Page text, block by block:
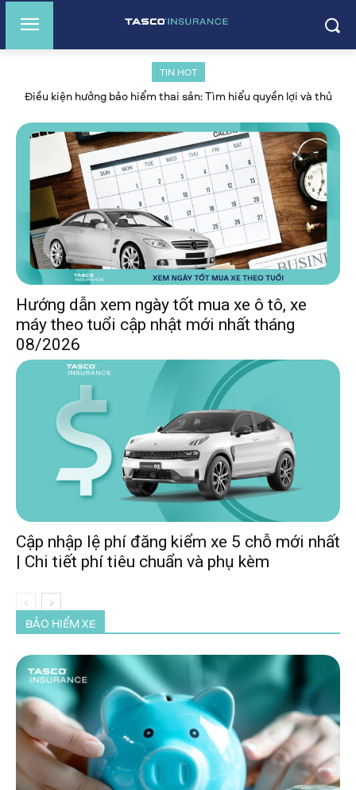
TIN HOT
Cách đóng bảo hiểm xã hội: Hướng dẫn chi tiết và thủ tục năm
Hướng dẫn xem ngày tốt mua xe ô tô, xe
máy theo tuổi cập nhật mới nhất tháng
08/2026
Cập nhập lệ phí đăng kiểm xe 5 chỗ mới nhất
| Chi tiết phí tiêu chuẩn và phụ kèm
BẢO HIỂM XE